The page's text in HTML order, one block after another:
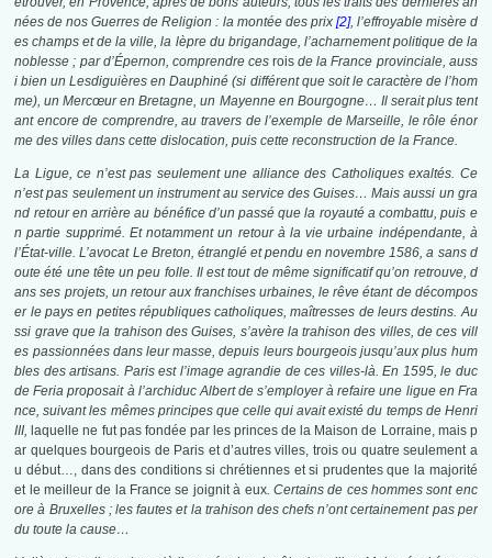
nées de nos Guerres de Religion : la montée des prix [2], l’effroyable misère d
es champs et de la ville, la lèpre du brigandage, l’acharnement politique de la
noblesse ; par d’Épernon, comprendre cesrois de la France provinciale, auss
i bien un Lesdiguières en Dauphiné (si différent que soit le caractère de l’hom
me), un Mercœur en Bretagne, un Mayenne en Bourgogne… Il serait plus tent
ant encore de comprendre, au travers de l’exemple de Marseille, le rôle énor
me des villes dans cette dislocation, puis cette reconstruction de la France.
La Ligue, ce n’est pas seulement une alliance des Catholiques exaltés. Ce
n’est pas seulement un instrument au service des Guises… Mais aussi un gra
nd retour en arrière au bénéfice d’un passé que la royauté a combattu, puis e
n partie supprimé. Et notamment un retour à la vie urbaine indépendante, à
l’État-ville. L’avocat Le Breton, étranglé et pendu en novembre 1586, a sans d
oute été une tête un peu folle. Il est tout de même significatif qu’on retrouve, d
ans ses projets, un retour aux franchises urbaines, le rêve étant de décompos
er le pays en petites républiques catholiques, maîtresses de leurs destins. Au
ssi grave que la trahison des Guises, s’avère la trahison des villes, de ces vill
es passionnées dans leur masse, depuis leurs bourgeois jusqu’aux plus hum
bles des artisans. Paris est l’image agrandie de ces villes-là. En 1595, le duc
de Feria proposait à l’archiduc Albert de s’employer à refaire une ligue en Fra
nce, suivant les mêmes principes que celle qui avait existé du temps de Henri
III, laquelle ne fut pas fondée par les princes de la Maison de Lorraine, mais p
ar quelques bourgeois de Paris et d’autres villes, trois ou quatre seulement a
u début…, dans des conditions si chrétiennes et si prudentes que la majorité
et le meilleur de la France se joignit à eux. Certains de ces hommes sont enc
ore à Bruxelles ; les fautes et la trahison des chefs n’ont certainement pas per
du toute la cause…